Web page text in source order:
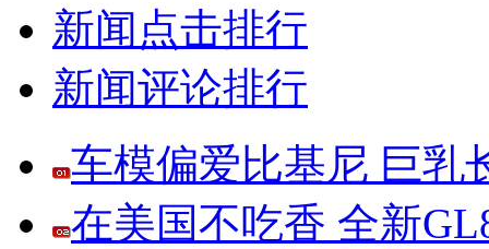
新闻点击排行
新闻评论排行
车模偏爱比基尼 巨乳
在美国不吃香 全新